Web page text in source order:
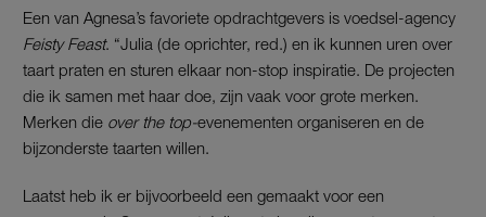
Een van Agnesa’s favoriete opdrachtgevers is voedsel-agency
Feisty Feast. “Julia (de oprichter, red.) en ik kunnen uren over
taart praten en sturen elkaar non-stop inspiratie. De projecten
die ik samen met haar doe, zijn vaak voor grote merken.
Merken die over the top-evenementen organiseren en de
bijzonderste taarten willen.
Laatst heb ik er bijvoorbeeld een gemaakt voor een